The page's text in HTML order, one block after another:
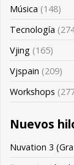
Música (148)
Tecnología
Vjing (165)
Vjspain (209)
Workshops
Nuevos
Nuvation 3